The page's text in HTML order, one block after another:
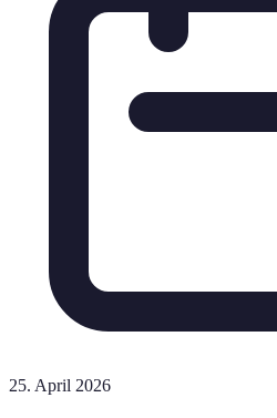
25. April 2026